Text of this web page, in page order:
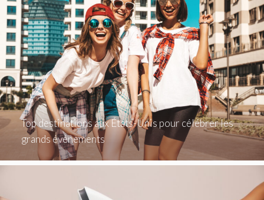
Top destinations aux États-Unis pour célébrer les
grands événements